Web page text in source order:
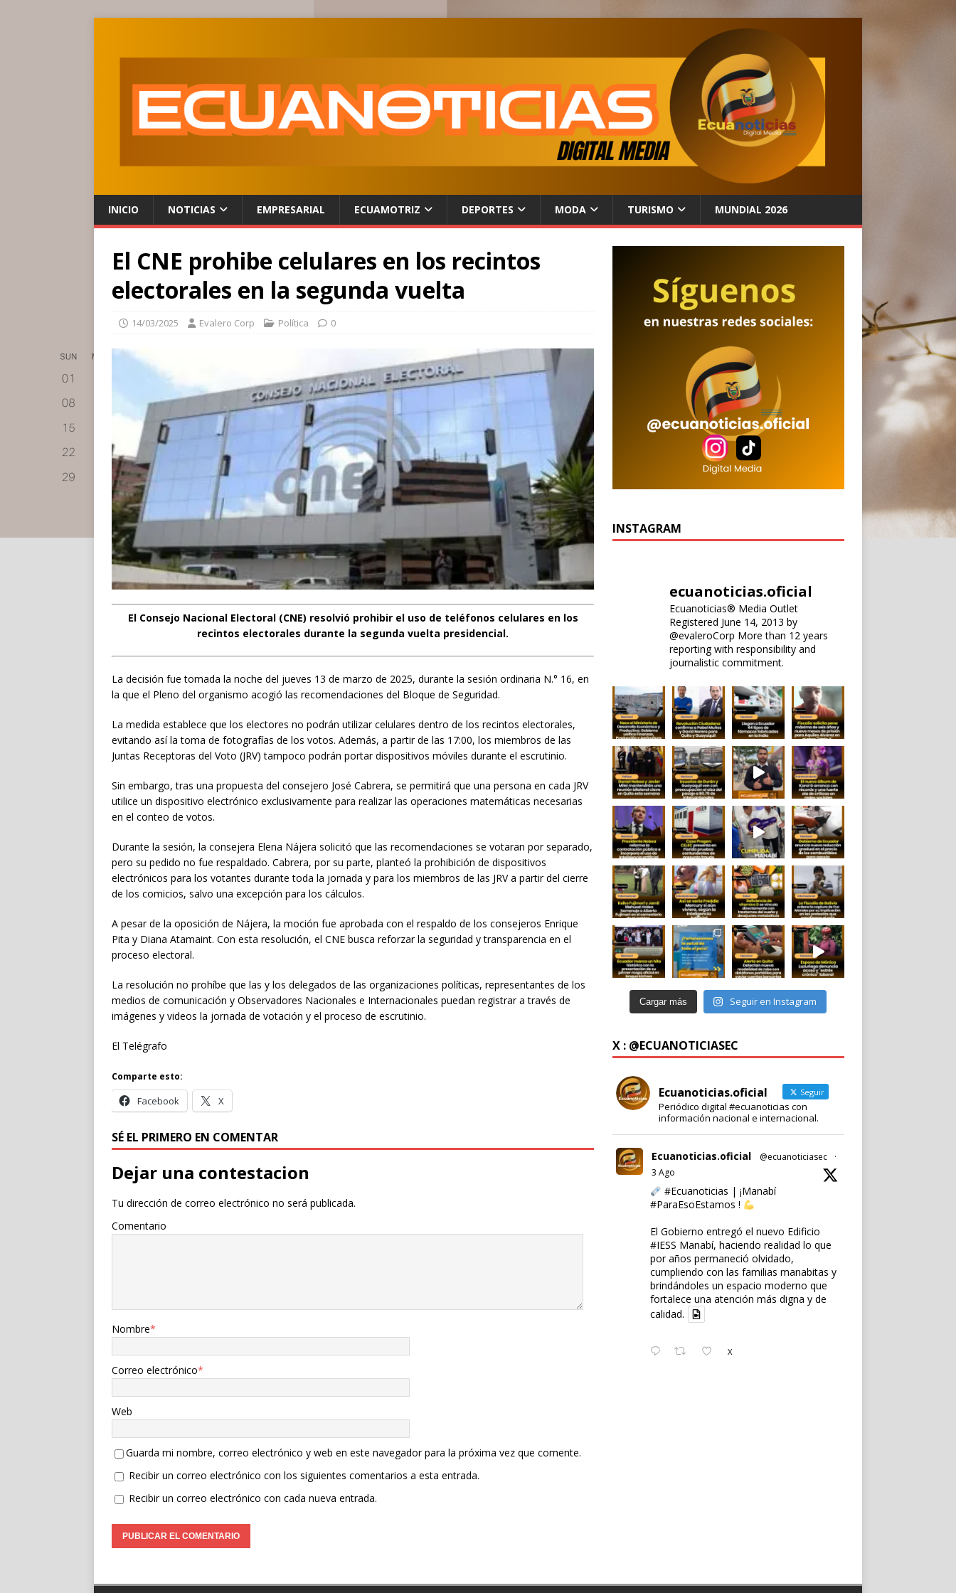
INICIO NOTICIAS EMPRESARIAL ECUAMOTRIZ DEPORTES MODA TURISMO MUNDIAL 2026
El CNE prohibe celulares en los recintos
electorales en la segunda vuelta
14/03/2025 Evalero Corp Política 0
El Consejo Nacional Electoral (CNE) resolvió prohibir el uso de teléfonos celulares en los
recintos electorales durante la segunda vuelta presidencial.
La decisión fue tomada la noche del jueves 13 de marzo de 2025, durante la sesión ordinaria N.° 16, en
la que el Pleno del organismo acogió las recomendaciones del Bloque de Seguridad.
La medida establece que los electores no podrán utilizar celulares dentro de los recintos electorales,
evitando así la toma de fotografías de los votos. Además, a partir de las 17:00, los miembros de las
Juntas Receptoras del Voto (JRV) tampoco podrán portar dispositivos móviles durante el escrutinio.
Sin embargo, tras una propuesta del consejero José Cabrera, se permitirá que una persona en cada JRV
utilice un dispositivo electrónico exclusivamente para realizar las operaciones matemáticas necesarias
en el conteo de votos.
Durante la sesión, la consejera Elena Nájera solicitó que las recomendaciones se votaran por separado,
pero su pedido no fue respaldado. Cabrera, por su parte, planteó la prohibición de dispositivos
electrónicos para los votantes durante toda la jornada y para los miembros de las JRV a partir del cierre
de los comicios, salvo una excepción para los cálculos.
A pesar de la oposición de Nájera, la moción fue aprobada con el respaldo de los consejeros Enrique
Pita y Diana Atamaint. Con esta resolución, el CNE busca reforzar la seguridad y transparencia en el
proceso electoral.
La resolución no prohíbe que las y los delegados de las organizaciones políticas, representantes de los
medios de comunicación y Observadores Nacionales e Internacionales puedan registrar a través de
imágenes y videos la jornada de votación y el proceso de escrutinio.
El Telégrafo
Comparte esto:
Facebook X
SÉ EL PRIMERO EN COMENTAR
Dejar una contestacion
Tu dirección de correo electrónico no será publicada.
Comentario
Nombre*
Correo electrónico*
Web
Guarda mi nombre, correo electrónico y web en este navegador para la próxima vez que comente.
Recibir un correo electrónico con los siguientes comentarios a esta entrada.
Recibir un correo electrónico con cada nueva entrada.
INSTAGRAM
ecuanoticias.oficial
Ecuanoticias® Media Outlet
Registered June 14, 2013 by
@evaleroCorp More than 12 years
reporting with responsibility and
journalistic commitment.
Cargar más Seguir en Instagram
X : @ECUANOTICIASEC
Ecuanoticias.oficial Seguir
Periódico digital #ecuanoticias con
información nacional e internacional.
Ecuanoticias.oficial @ecuanoticiasec
·
3 Ago
#Ecuanoticias | ¡Manabí
#ParaEsoEstamos !
El Gobierno entregó el nuevo Edificio
#IESS Manabí, haciendo realidad lo que
por años permaneció olvidado,
cumpliendo con las familias manabitas y
brindándoles un espacio moderno que
fortalece una atención más digna y de
calidad.
X